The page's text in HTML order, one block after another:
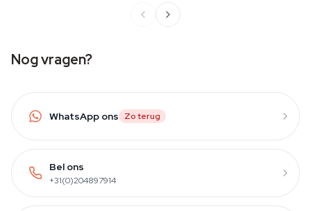
Nog vragen?
WhatsApp ons Zo terug
Bel ons
+31(0)204897914